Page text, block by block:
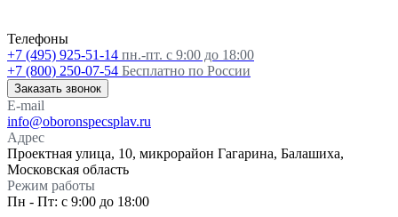
Телефоны
+7 (495) 925-51-14 пн.-пт. с 9:00 до 18:00
+7 (800) 250-07-54 Бесплатно по России
Заказать звонок
E-mail
info@oboronspecsplav.ru
Адрес
Проектная улица, 10, микрорайон Гагарина, Балашиха,
Московская область
Режим работы
Пн - Пт: с 9:00 до 18:00